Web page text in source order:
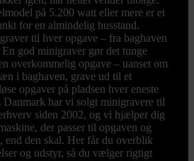
på 5.200 watt eller mere er et
for en almindelig husstand.
til hver opgave – fra baghaven
god minigraver gør det tunge
overkommelig opgave – uanset om
i baghaven, grave ud til et
opgaver på pladsen hver eneste
Danmark har vi solgt minigravere til
siden 2002, og vi hjælper dig
der passer til opgaven og
end den skal. Her får du overblik
og udstyr, så du vælger rigtigt